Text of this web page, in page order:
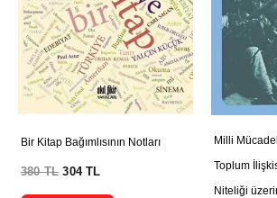
Bir Kitap Bağımlısının Notları
380TL 304TL
Milli
Toplum
Niteliği